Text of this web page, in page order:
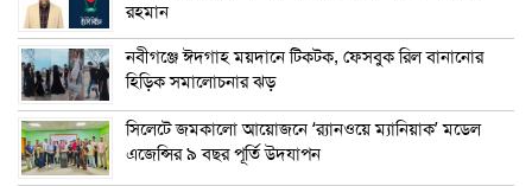
রহমান
নবীগঞ্জে ঈদগাহ ময়দানে টিকটক, ফেসবুক রিল বানানোর
হিড়িক সমালোচনার ঝড়
সিলেটে জমকালো আয়োজনে ‘র‍্যানওয়ে ম্যানিয়াক’ মডেল
এজেন্সির ৯ বছর পূর্তি উদযাপন